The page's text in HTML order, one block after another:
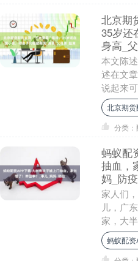
北京期
35岁还
身高_
本文陈
述在文
说起来
生出来
小婴儿
北京期
分类：
蚂蚁配
抽血，
妈_防疫
家人们
儿，广
家，大
给孩子
慌？反正
蚂蚁配